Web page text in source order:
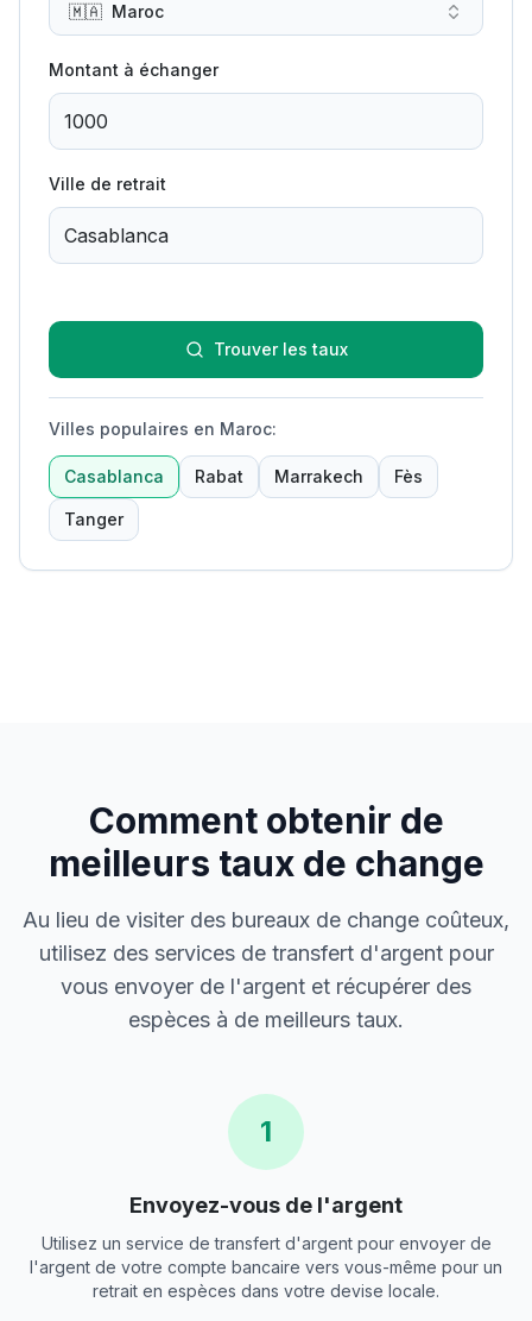
🇲🇦 Maroc
Montant à échanger
Ville de retrait
Trouver les taux
Villes populaires en Maroc:
Casablanca Rabat Marrakech Fès
Tanger
Comment obtenir de
meilleurs taux de change
Au lieu de visiter des bureaux de change coûteux,
utilisez des services de transfert d'argent pour
vous envoyer de l'argent et récupérer des
espèces à de meilleurs taux.
1
Envoyez-vous de l'argent
Utilisez un service de transfert d'argent pour envoyer de
l'argent de votre compte bancaire vers vous-même pour un
retrait en espèces dans votre devise locale.